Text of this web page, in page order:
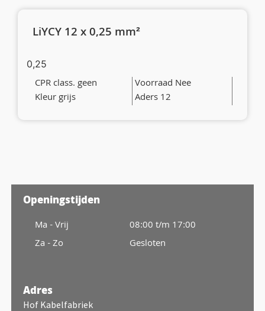
LiYCY 12 x 0,25 mm²
0,25
CPR class. geen
Voorraad Nee
Kleur grijs
Aders 12
Openingstijden
Ma - Vrij
Za - Zo
08:00 t/m 17:00
Gesloten
Adres
Hof Kabelfabriek